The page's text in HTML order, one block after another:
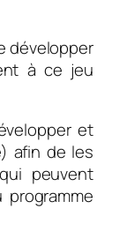
développer
à ce jeu
et
afin de les
peuvent